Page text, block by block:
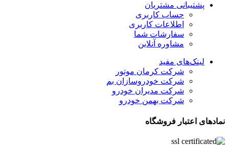
پشتیبانی مشتریان
حساب کاربری
اطلاعات کاربری
سفارشات شما
مشاوره آنلاین
لینک‌های مفید
شرکت کرمان موتور
شرکت خودروسازان بم
شرکت مدیران خودرو
شرکت بهمن خودرو
نمادهای اعتبار فروشگاه